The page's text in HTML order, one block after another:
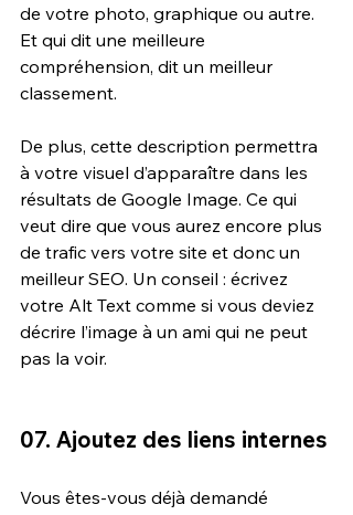
de votre photo, graphique ou autre.
Et qui dit une meilleure
compréhension, dit un meilleur
classement.
De plus, cette description permettra
à votre visuel d’apparaître dans les
résultats de Google Image. Ce qui
veut dire que vous aurez encore plus
de trafic vers votre site et donc un
meilleur SEO. Un conseil : écrivez
votre Alt Text comme si vous deviez
décrire l’image à un ami qui ne peut
pas la voir.
07. Ajoutez des liens internes
Vous êtes-vous déjà demandé